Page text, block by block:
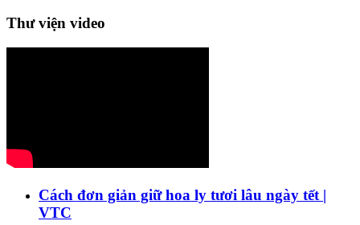
Thư viện video
Cách đơn giản giữ hoa ly tươi lâu ngày tết |
VTC